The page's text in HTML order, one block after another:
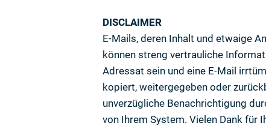
DISCLAIMER
E-Mails, deren Inhalt und etwaige
können streng vertrauliche
Adressat sein und eine E-Mail
kopiert, weitergegeben oder
unverzügliche Benachrichtigung
von Ihrem System. Vielen Dank für